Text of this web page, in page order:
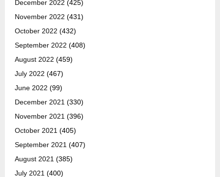
December 2022 (425)
November 2022 (431)
October 2022 (432)
September 2022 (408)
August 2022 (459)
July 2022 (467)
June 2022 (99)
December 2021 (330)
November 2021 (396)
October 2021 (405)
September 2021 (407)
August 2021 (385)
July 2021 (400)